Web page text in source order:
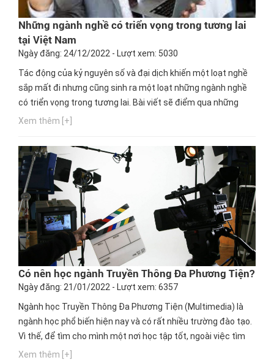
Những ngành nghề có triển vọng trong tương lai
tại Việt Nam
Ngày đăng: 24/12/2022 - Lượt xem: 5030
Tác động của kỷ nguyên số và đại dịch khiến một loạt nghề
sắp mất đi nhưng cũng sinh ra một loạt những ngành nghề
có triển vọng trong tương lai. Bài viết sẽ điểm qua những
khối ngành được xem là “miền đất hứa” với đa dạng việc làm
Xem thêm [+]
Có nên học ngành Truyền Thông Đa Phương Tiện?
Ngày đăng: 21/01/2022 - Lượt xem: 6357
Ngành học Truyền Thông Đa Phương Tiện (Multimedia) là
ngành học phổ biến hiện nay và có rất nhiều trường đào tạo.
Vì thế, để tìm cho mình một nơi học tập tốt, ngoài việc tìm
hiểu thông tin, bạn nên chú ý đến cơ hội thực hành, cơ hội
Xem thêm [+]